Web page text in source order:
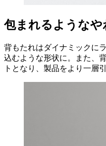
包まれるような
背もたれはダイナミックに
込むような形状に。また、
トとなり、製品をより一層